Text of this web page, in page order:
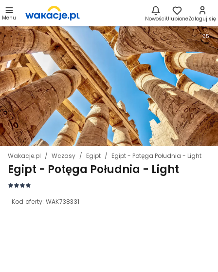
Menu NowościUlubioneZaloguj się
Wakacje.pl Wczasy Egipt Egipt - Potęga Południa - Light
Egipt - Potęga Południa - Light
Kod oferty: WAK738331
35